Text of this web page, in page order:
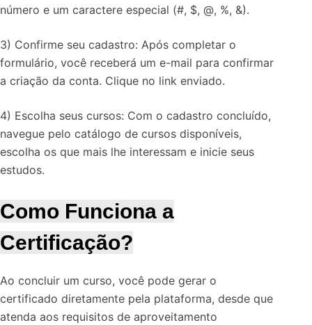
número e um caractere especial (#, $, @, %, &).
3) Confirme seu cadastro: Após completar o
formulário, você receberá um e-mail para confirmar
a criação da conta. Clique no link enviado.
4) Escolha seus cursos: Com o cadastro concluído,
navegue pelo catálogo de cursos disponíveis,
escolha os que mais lhe interessam e inicie seus
estudos.
Como Funciona a
Certificação?
Ao concluir um curso, você pode gerar o
certificado diretamente pela plataforma, desde que
atenda aos requisitos de aproveitamento